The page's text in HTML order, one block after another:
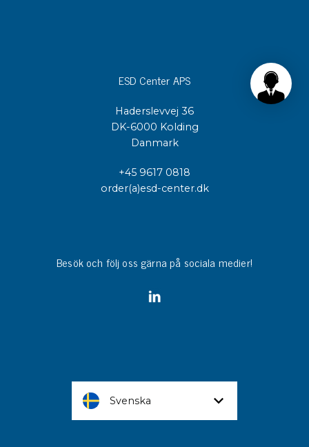
ESD Center APS
Haderslevvej 36
DK-6000 Kolding
Danmark
+45 9617 0818
order(a)esd-center.dk
Besök och följ oss gärna på sociala medier!
Svenska